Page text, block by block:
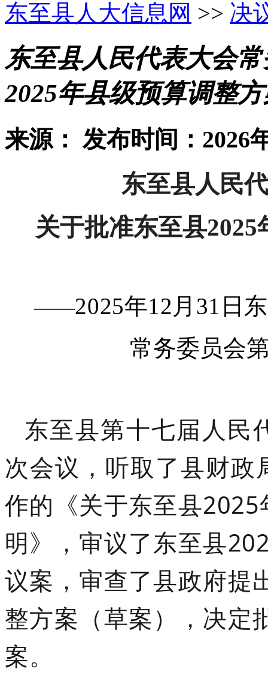
东至县人大信息网 >> 决
东至县人民代表大会
2025年县级预算调整
来源： 发布时间：2026
东至县人民
关于批准东至县
——2025年12月31日
常务委员会
东至县第十七届人民
次会议，听取了县财
作的《关于东至县2025
明》，审议了东至县
议案，审查了县政府提
整方案（草案），决定
案。